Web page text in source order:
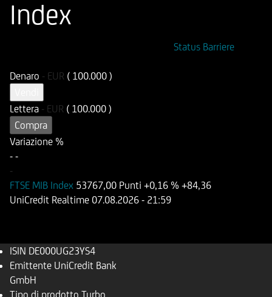
Index
Status Barriere
Denaro - EUR ( 100.000 )
Lettera - EUR ( 100.000 )
Compra
Variazione %
- -
-
FTSE MIB Index 53767,00 Punti +0,16 % +84,36
UniCredit Realtime 07.08.2026 - 21:59
ISIN DE000UG23YS4
Emittente UniCredit Bank
GmbH
Tipo di prodotto Turbo